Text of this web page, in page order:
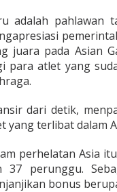
adalah pahlawan
juara pada Asian
para atlet yang
dari detik,
yang terlibat dalam
perhelatan Asia
37 perunggu.
bonus